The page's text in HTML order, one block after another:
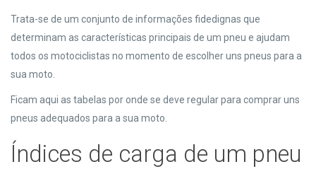
Trata-se de um conjunto de informações fidedignas que
determinam as características principais de um pneu e ajudam
todos os motociclistas no momento de escolher uns pneus para a
sua moto.
Ficam aqui as tabelas por onde se deve regular para comprar uns
pneus adequados para a sua moto.
Índices de carga de um pneu